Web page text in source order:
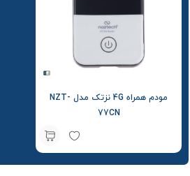
مودم همراه 4G نزتک مدل NZT-
77CN